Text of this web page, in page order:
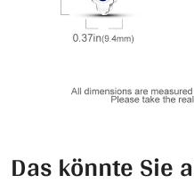
Das könnte Sie